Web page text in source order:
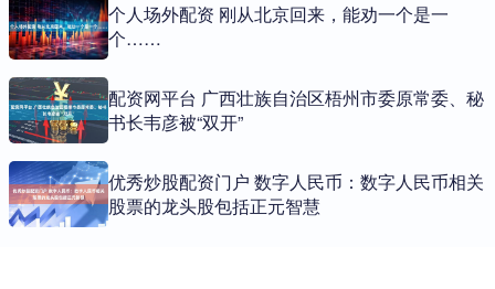
个人场外配资 刚从北京回来，能劝一个是一
个……
配资网平台 广西壮族自治区梧州市委原常委、秘
书长韦彦被“双开”
优秀炒股配资门户 数字人民币：数字人民币相关
股票的龙头股包括正元智慧